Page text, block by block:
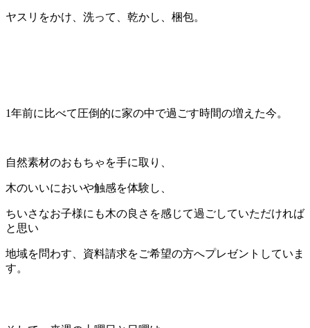
ヤスリをかけ、洗って、乾かし、梱包。
1年前に比べて圧倒的に家の中で過ごす時間の増えた今。
自然素材のおもちゃを手に取り、
木のいいにおいや触感を体験し、
ちいさなお子様にも木の良さを感じて過ごしていただければ
と思い
地域を問わす、資料請求をご希望の方へプレゼントしていま
す。